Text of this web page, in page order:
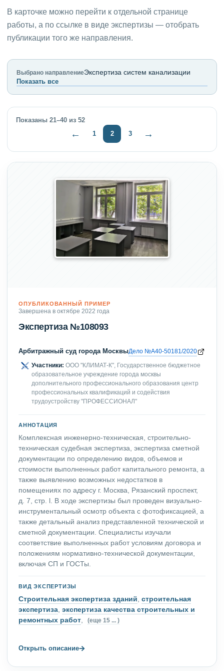
В карточке можно перейти к отдельной странице
работы, а по ссылке в виде экспертизы — отобрать
публикации того же направления.
Выбрано направлениеЭкспертиза систем канализации
Показать все
Показаны 21–40 из 52
← 1 2 3 →
ОПУБЛИКОВАННЫЙ ПРИМЕР
Завершена в октябре 2022 года
Экспертиза №108093
Арбитражный суд города МосквыДело №А40-50181/2020
Участники: ООО "КЛИМАТ-К", Государственное бюджетное
образовательное учреждение города москвы
дополнительного профессионального образования центр
профессиональных квалификаций и содействия
трудоустройству "ПРОФЕССИОНАЛ"
АННОТАЦИЯ
Комплексная инженерно-техническая, строительно-
техническая судебная экспертиза, экспертиза сметной
документации по определению видов, объемов и
стоимости выполненных работ капитального ремонта, а
также выявлению возможных недостатков в
помещениях по адресу г. Москва, Рязанский проспект,
д. 7, стр. l. В ходе экспертизы был проведен визуально-
инструментальный осмотр объекта с фотофиксацией, а
также детальный анализ представленной технической и
сметной документации. Специалисты изучали
соответствие выполненных работ условиям договора и
положениям нормативно-технической документации,
включая СП и ГОСТы.
ВИД ЭКСПЕРТИЗЫ
Строительная экспертиза зданий, строительная
экспертиза, экспертиза качества строительных и
ремонтных работ, (еще 15 ... )
Открыть описание→